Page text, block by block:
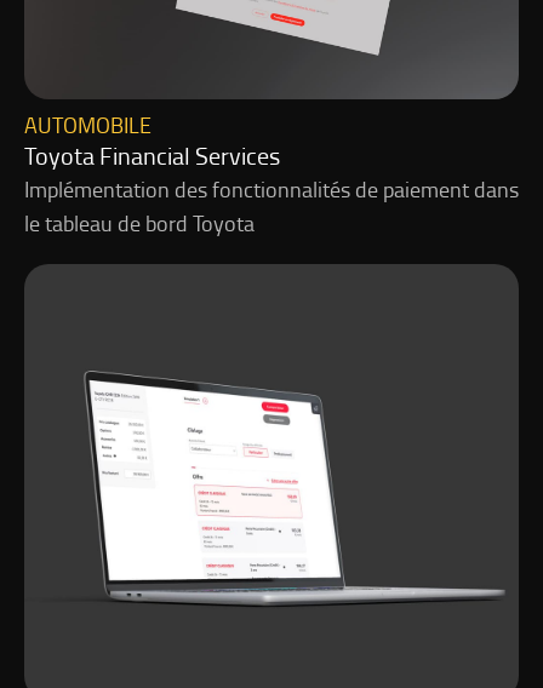
Toyota Financial Services
AUTOMOBILE
Implémentation des fonctionnalités de paiement dans
le tableau de bord Toyota